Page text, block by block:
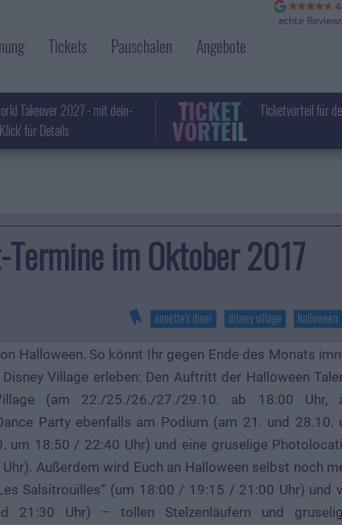
Tickets Pauschalen Angebote
Takeover 2027 - mit dein-
für Details
TICKET
VORTEIL
Ticketvorteil für
im Oktober 2017
annette's diner disney village halloween
Halloween. So könnt Ihr gegen Ende des Monats
Village erleben: Den Auftritt der Halloween
(am 22./25./26./27./29.10. ab 18:00 Uhr,
Party ebenfalls am Podium (am 21. und 28.10.
18:50 / 22:40 Uhr) und eine gruselige
Außerdem wird Euch an Halloween selbst noch
Salsitrouilles“ (um 18:00 / 19:15 / 21:00 Uhr) und
21:30 Uhr) – tollen Stelzenläufern und